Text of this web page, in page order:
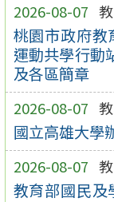
2026-08-07
桃園市政府教
運動共學行動
及各區簡章
2026-08-07
國立高雄大學
2026-08-07
教育部國民及